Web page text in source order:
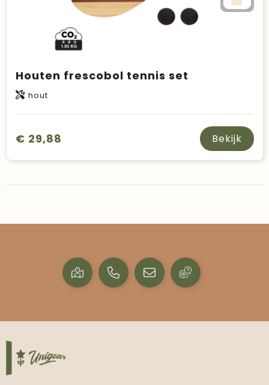
Houten frescobol tennis set
hout
€ 29,88 Bekijk